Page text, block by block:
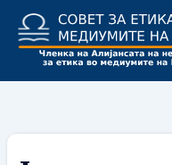
content